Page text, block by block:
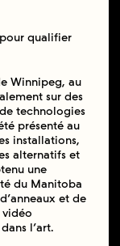
qualifier
Winnipeg, au
sur des
technologies
présenté au
installations,
alternatifs et
une
du Manitoba
et de
vidéo
l’art.